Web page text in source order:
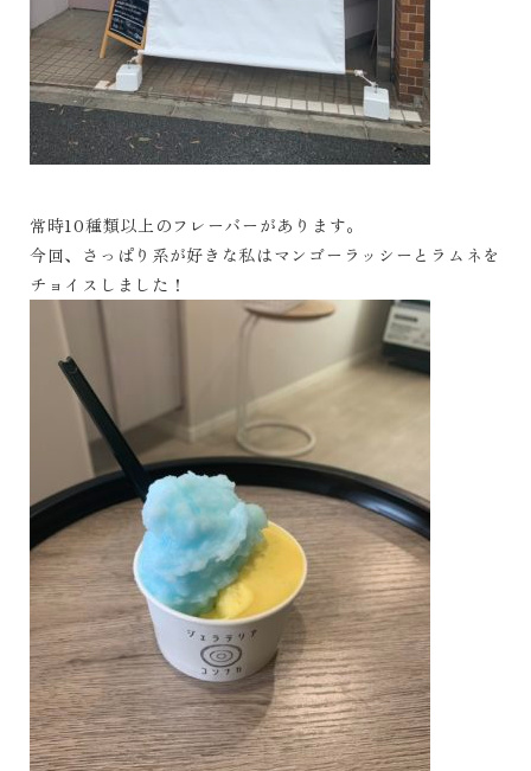
常時10種類以上のフレーバーがあります。
今回、さっぱり系が好きな私はマンゴーラッシーとラムネを
チョイスしました！